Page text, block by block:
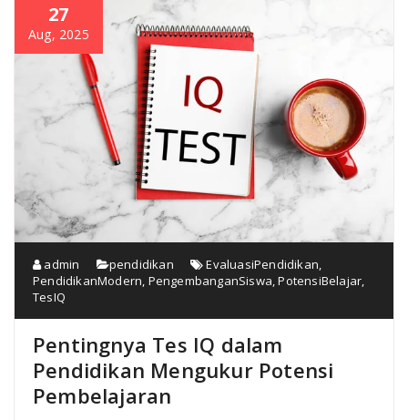
27
Aug, 2025
admin pendidikan EvaluasiPendidikan,
PendidikanModern, PengembanganSiswa,PotensiBelajar,
TesIQ
Pentingnya Tes IQ dalam
Pendidikan Mengukur Potensi
Pembelajaran